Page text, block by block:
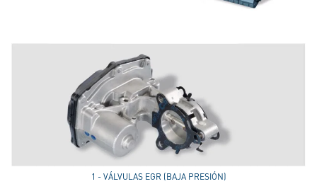
1 - VÁLVULAS EGR (BAJA PRESIÓN)